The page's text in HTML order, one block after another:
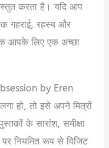
करता है। यदि आप
गहराई, रहस्य और
आपके लिए एक अच्छा
by Eren
हो, तो इसे अपने मित्रों
के सारांश, समीक्षा
नियमित रूप से विजिट